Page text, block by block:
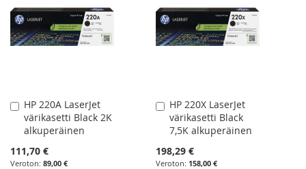
HP 220A LaserJet
värikasetti Black 2K
alkuperäinen
111,70 €
89,00 €
Lisää
ostoskoriin
HP 220X LaserJet
värikasetti Black
7,5K alkuperäinen
198,29 €
158,00 €
Lisää
ostoskoriin